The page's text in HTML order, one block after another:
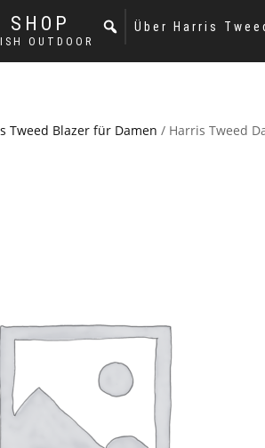
SHOP
OUTDOOR
Über Harris
Tweed Blazer für Damen / Harris Tweed